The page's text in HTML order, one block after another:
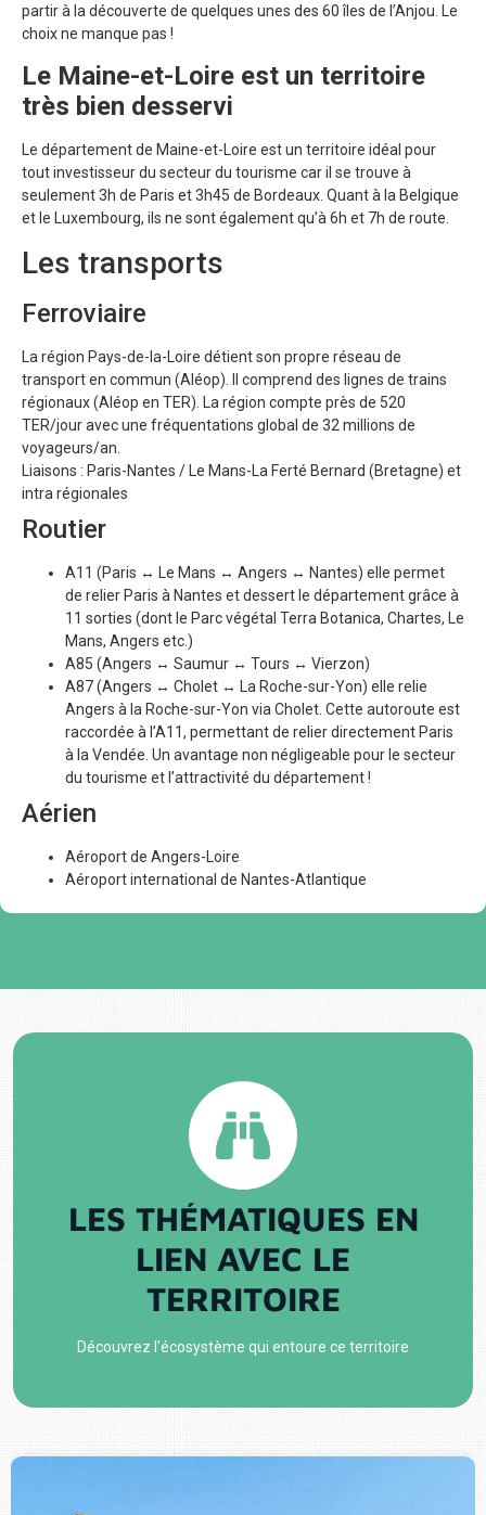
partir à la découverte de quelques unes des 60 îles de l’Anjou. Le
choix ne manque pas !
Le Maine-et-Loire est un territoire
très bien desservi
Le département de Maine-et-Loire est un territoire idéal pour
tout investisseur du secteur du tourisme car il se trouve à
seulement 3h de Paris et 3h45 de Bordeaux. Quant à la Belgique
et le Luxembourg, ils ne sont également qu’à 6h et 7h de route.
Les transports
Ferroviaire
La région Pays-de-la-Loire détient son propre réseau de
transport en commun (Aléop). Il comprend des lignes de trains
régionaux (Aléop en TER). La région compte près de 520
TER/jour avec une fréquentations global de 32 millions de
voyageurs/an.
Liaisons : Paris-Nantes / Le Mans-La Ferté Bernard (Bretagne) et
intra régionales
Routier
A11 (Paris ↔ Le Mans ↔ Angers ↔ Nantes) elle permet
de relier Paris à Nantes et dessert le département grâce à
11 sorties (dont le Parc végétal Terra Botanica, Chartes, Le
Mans, Angers etc.)
A85 (Angers ↔ Saumur ↔ Tours ↔ Vierzon)
A87 (Angers ↔ Cholet ↔ La Roche-sur-Yon) elle relie
Angers à la Roche-sur-Yon via Cholet. Cette autoroute est
raccordée à l’A11, permettant de relier directement Paris
à la Vendée. Un avantage non négligeable pour le secteur
du tourisme et l’attractivité du département !
Aérien
Aéroport de Angers-Loire
Aéroport international de Nantes-Atlantique
LES THÉMATIQUES EN
LIEN AVEC LE
TERRITOIRE
Découvrez l'écosystème qui entoure ce territoire